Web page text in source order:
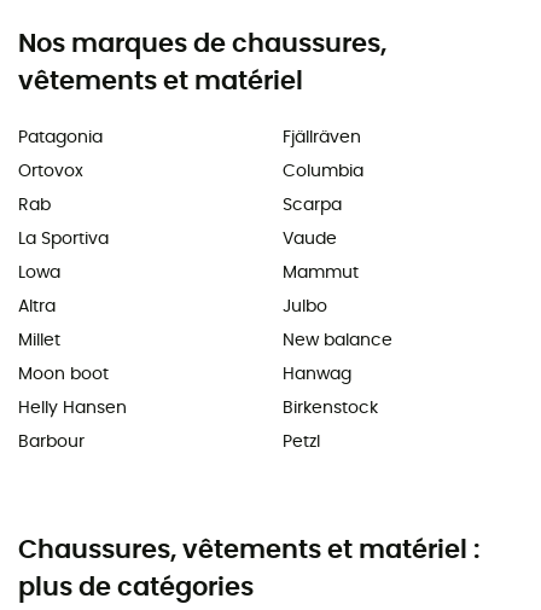
Nos marques de chaussures,
vêtements et matériel
Patagonia
Ortovox
Rab
La Sportiva
Lowa
Altra
Millet
Moon boot
Helly Hansen
Barbour
Fjällräven
Columbia
Scarpa
Vaude
Mammut
Julbo
New balance
Hanwag
Birkenstock
Petzl
Chaussures, vêtements et matériel :
plus de catégories